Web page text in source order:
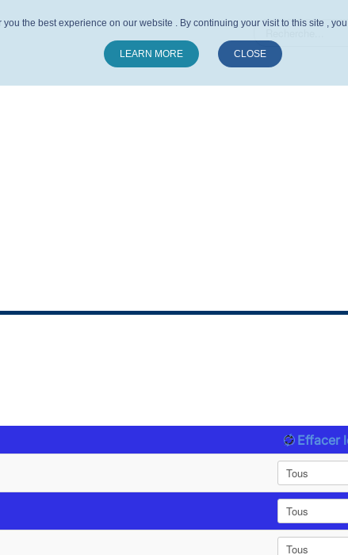
Effacer
you the best experience on our website . By continuing your visit to this site ,
LEARN MORE CLOSE